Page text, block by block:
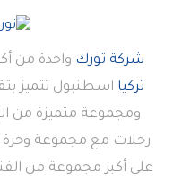
شركة تورك واحدة من
تركيا اسطنبول تتميز
ومجموعة متميزة من
رحلات مع مجموعة وحرة
على أكبر مجموعة من